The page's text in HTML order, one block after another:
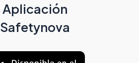
Aplicación
Safetynova